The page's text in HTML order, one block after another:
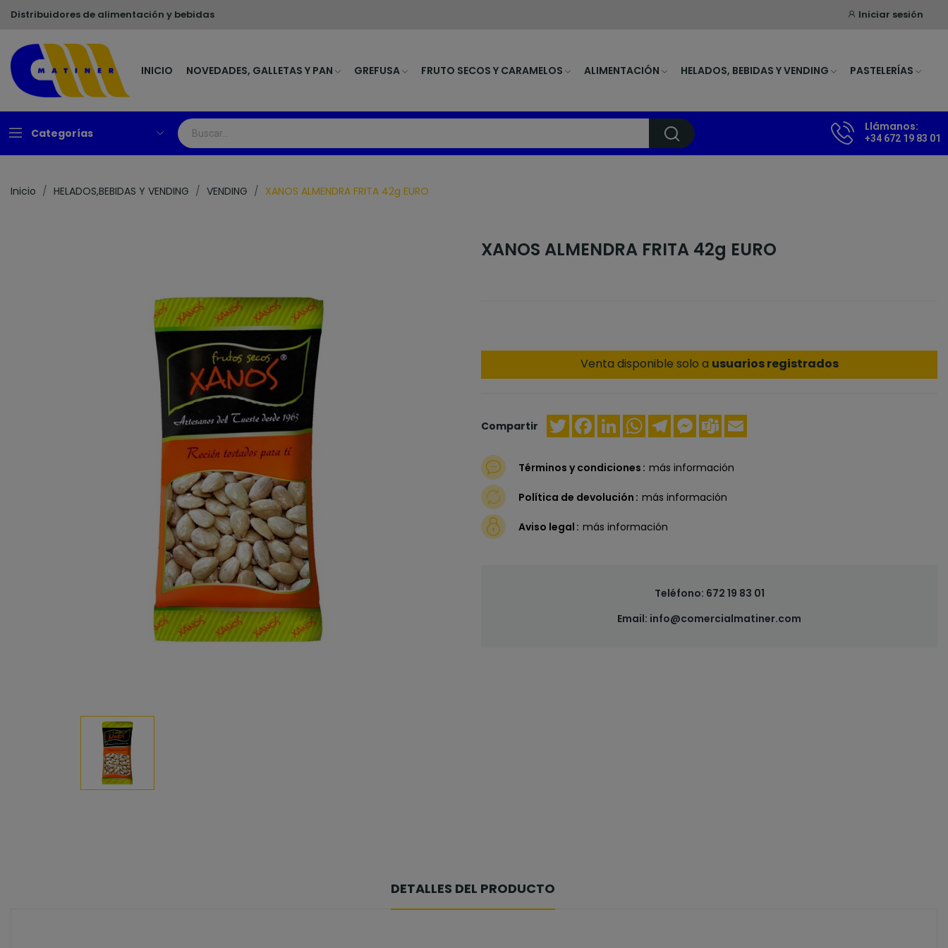
Distribuidores de alimentación y bebidas Iniciar sesión
INICIO NOVEDADES, GALLETAS Y PAN GREFUSA FRUTO SECOS Y CARAMELOS ALIMENTACIÓN HELADOS, BEBIDAS Y VENDING PASTELERÍAS
Categorías Llámanos:
+34 672 19 83 01
Inicio HELADOS,BEBIDAS Y VENDING VENDING XANOS ALMENDRA FRITA 42g EURO
XANOS ALMENDRA FRITA 42g EURO
Venta disponible solo a usuarios registrados
Compartir TwitterFacebookLinkedInWhatsAppTelegramMessenger
Teams
Términos y condiciones más información
Política de devolución más información
Aviso legal más información
Teléfono: 672 19 83 01
Email: info@comercialmatiner.com
DETALLES DEL PRODUCTO